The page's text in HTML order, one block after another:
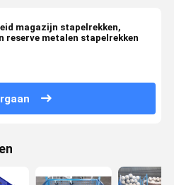
magazijn stapelrekken,
reserve metalen stapelrekken